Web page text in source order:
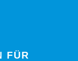
FÜR